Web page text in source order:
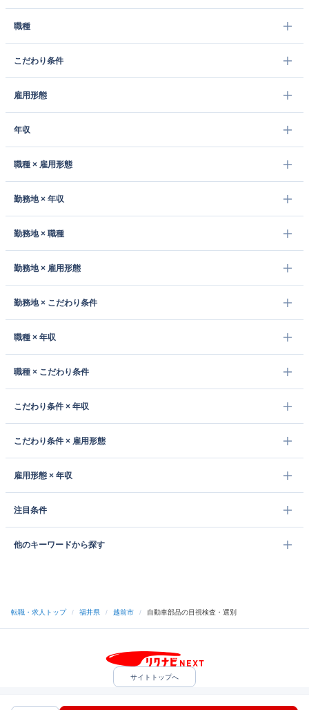
職種
こだわり条件
雇用形態
年収
職種 × 雇用形態
勤務地 × 年収
勤務地 × 職種
勤務地 × 雇用形態
勤務地 × こだわり条件
職種 × 年収
職種 × こだわり条件
こだわり条件 × 年収
こだわり条件 × 雇用形態
雇用形態 × 年収
注目条件
他のキーワードから探す
転職・求人トップ / 福井県 / 越前市 / 自動車部品の目視検査・選別
サイトトップへ